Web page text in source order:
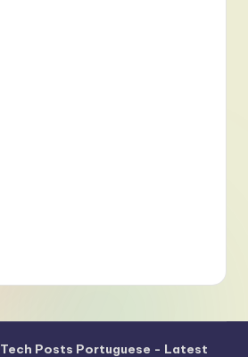
Tech Posts Portuguese - Latest